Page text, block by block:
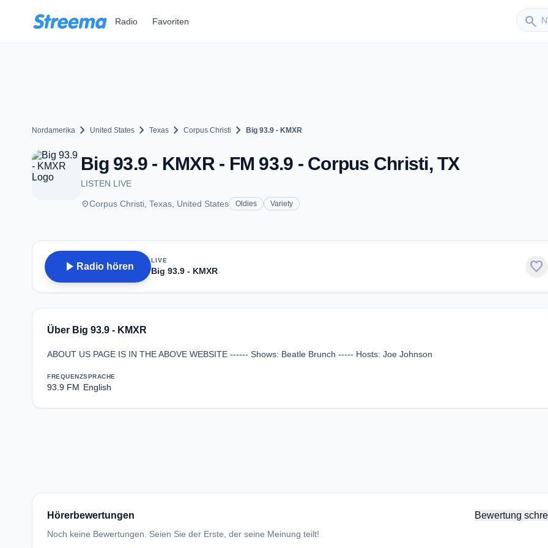
Radio Favoriten search
Nordamerika chevron_right United States chevron_right Texas chevron_right Corpus Christi chevron_right Big 93.9 - KMXR
Big 93.9 - KMXR - FM 93.9 - Corpus Christi, TX
LISTEN LIVE
placeCorpus Christi, Texas, United States Oldies Variety
play_arrow Radio hören
LIVE
Big 93.9 - KMXR favorite
Über Big 93.9 - KMXR
ABOUT US PAGE IS IN THE ABOVE WEBSITE ------ Shows: Beatle Brunch ----- Hosts: Joe Johnson
FREQUENZ
93.9 FM
SPRACHE
English
Hörerbewertungen Bewertung
Noch keine Bewertungen. Seien Sie der Erste, der seine Meinung teilt!